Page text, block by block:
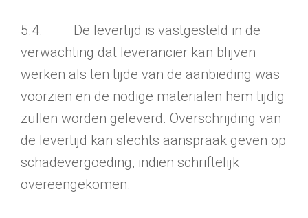
5.4. De levertijd is vastgesteld in de
verwachting dat leverancier kan blijven
werken als ten tijde van de aanbieding was
voorzien en de nodige materialen hem tijdig
zullen worden geleverd. Overschrijding van
de levertijd kan slechts aanspraak geven op
schadevergoe­ding, indien schriftelijk
overeengekomen.